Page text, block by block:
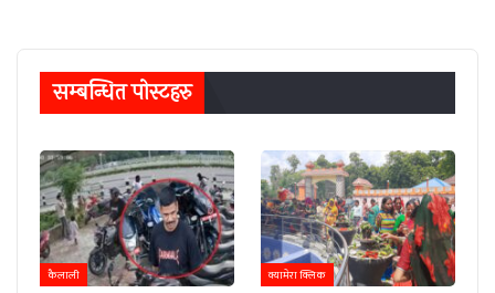
सम्बन्धित पाेस्टहरु
कैलाली क्यामेरा क्लिक